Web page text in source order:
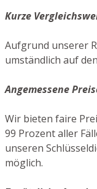
Kurze
Aufgrund unserer
umständlich auf
Angemessene
Wir bieten faire
99 Prozent aller
unseren
möglich.